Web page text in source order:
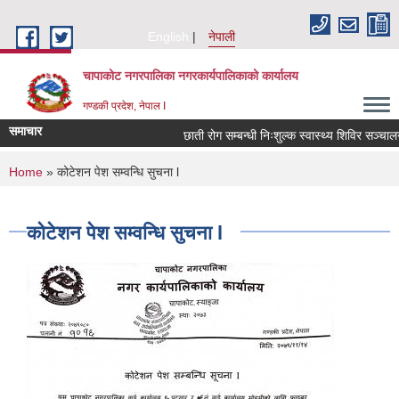
English
नेपाली
चापाकोट नगरपालिका नगरकार्यपालिकाको कार्यालय
गण्डकी प्रदेश, नेपाल I
समाचार छाती रोग सम्बन्धी निःशुल्क स्वास्थ्य शिविर सञ्चालन
You are here
Home » कोटेशन पेश सम्वन्धि सुचना l
कोटेशन पेश सम्वन्धि सुचना l